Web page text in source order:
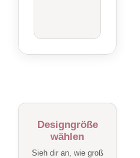
Designgröße
wählen
Sieh dir an, wie groß